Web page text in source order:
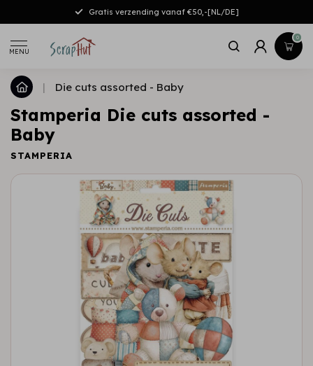
Gratis verzending vanaf €50,-[NL/DE]
MENU
0
| Die cuts assorted - Baby
Stamperia Die cuts assorted -
Baby
STAMPERIA